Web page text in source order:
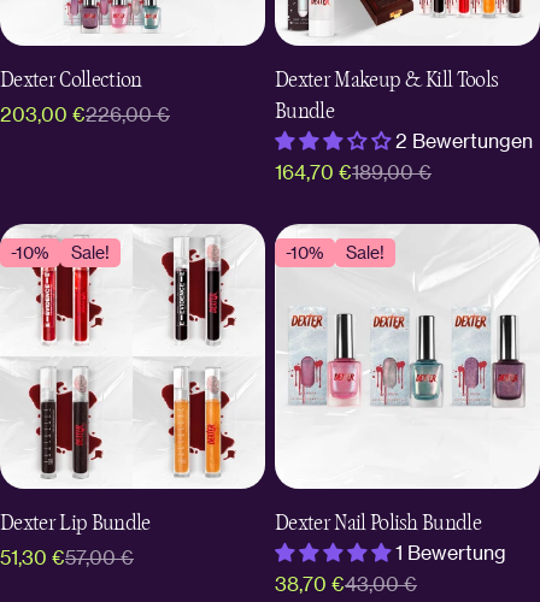
Dexter Collection
Verkaufspreis
203,00 €
Regulärer226,00 €
Dexter Makeup & Kill Tools
Bundle
2 Bewertungen
Verkaufspreis
164,70 €
Regulärer189,00 €
-10% Sale!
Dexter Lip Bundle
Verkaufspreis
51,30 €
Regulärer57,00 €
-10% Sale!
Dexter Nail Polish Bundle
1 Bewertung
Verkaufspreis
38,70 €
Regulärer43,00 €